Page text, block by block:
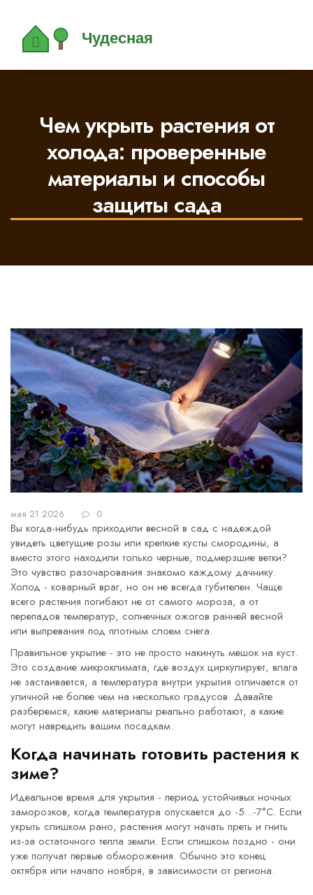
Чем укрыть растения от
холода: проверенные
материалы и способы
защиты сада
мая 21 2026 0
Вы когда-нибудь приходили весной в сад с надеждой
увидеть цветущие розы или крепкие кусты смородины, а
вместо этого находили только черные, подмерзшие ветки?
Это чувство разочарования знакомо каждому дачнику.
Холод - коварный враг, но он не всегда губителен. Чаще
всего растения погибают не от самого мороза, а от
перепадов температур, солнечных ожогов ранней весной
или выпревания под плотным слоем снега.
Правильное укрытие - это не просто накинуть мешок на куст.
Это создание микроклимата, где воздух циркулирует, влага
не застаивается, а температура внутри укрытия отличается от
уличной не более чем на несколько градусов. Давайте
разберемся, какие материалы реально работают, а какие
могут навредить вашим посадкам.
Когда начинать готовить растения к
зиме?
Идеальное время для укрытия - период устойчивых ночных
заморозков, когда температура опускается до -5...-7°C. Если
укрыть слишком рано, растения могут начать преть и гнить
из-за остаточного тепла земли. Если слишком поздно - они
уже получат первые обморожения. Обычно это конец
октября или начало ноября, в зависимости от региона.